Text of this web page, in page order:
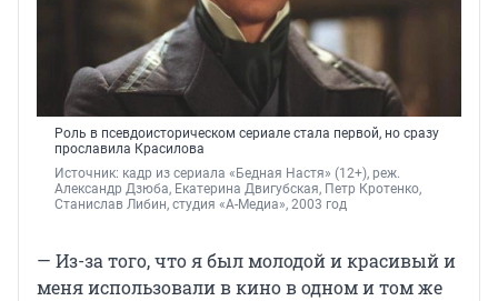
Роль в псевдоисторическом сериале стала первой, но сразу
прославила Красилова
Источник: кадр из сериала «Бедная Настя» (12+), реж.
Александр Дзюба, Екатерина Двигубская, Петр Кротенко,
Станислав Либин, студия «А-Медиа», 2003 год
— Из-за того, что я был молодой и красивый и
меня использовали в кино в одном и том же